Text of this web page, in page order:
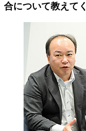
合について教えて